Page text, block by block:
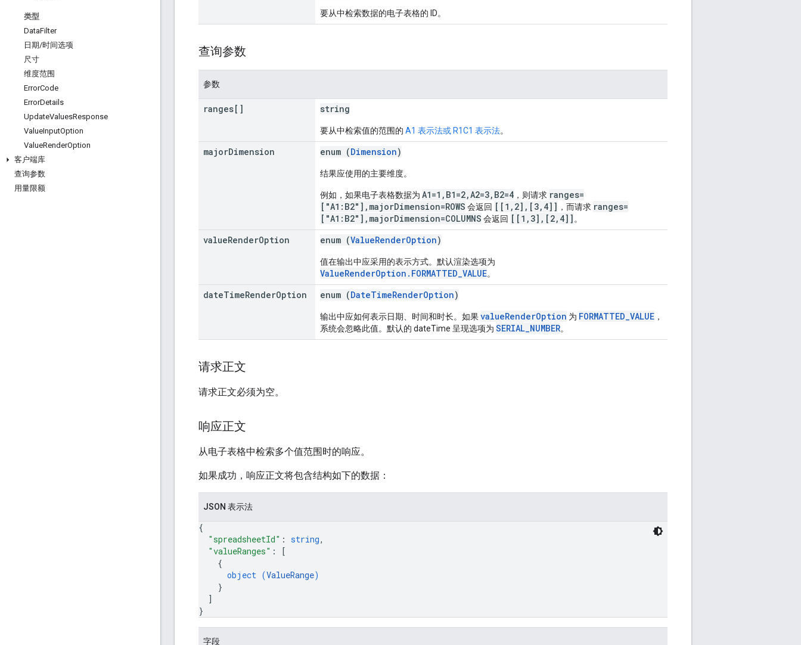
类型
DataFilter
日期/时间选项
尺寸
维度范围
ErrorCode
ErrorDetails
UpdateValuesResponse
ValueInputOption
ValueRenderOption
客户端库
查询参数
用量限额
要从中检索数据的电子表格的 ID。
查询参数
参数
ranges[] string
要从中检索值的范围的 A1 表示法或 R1C1 表示法。
majorDimension enum (Dimension)
结果应使用的主要维度。
例如，如果电子表格数据为 A1=1,B1=2,A2=3,B2=4 ，则请求 ranges=
["A1:B2"],majorDimension=ROWS 会返回 [[1,2],[3,4]] ，而请求 ranges=
["A1:B2"],majorDimension=COLUMNS 会返回 [[1,3],[2,4]] 。
valueRenderOption enum (ValueRenderOption)
值在输出中应采用的表示方式。默认渲染选项为
ValueRenderOption.FORMATTED_VALUE。
dateTimeRenderOption enum (DateTimeRenderOption)
输出中应如何表示日期、时间和时长。如果valueRenderOption 为 FORMATTED_VALUE ，
系统会忽略此值。默认的 dateTime 呈现选项为 SERIAL_NUMBER。
请求正文
请求正文必须为空。
响应正文
从电子表格中检索多个值范围时的响应。
如果成功，响应正文将包含结构如下的数据：
JSON 表示法
{
"spreadsheetId" : string,
"valueRanges" :
[
{
object (ValueRange)
}
]
}
字段